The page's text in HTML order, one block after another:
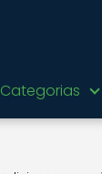
Categorias